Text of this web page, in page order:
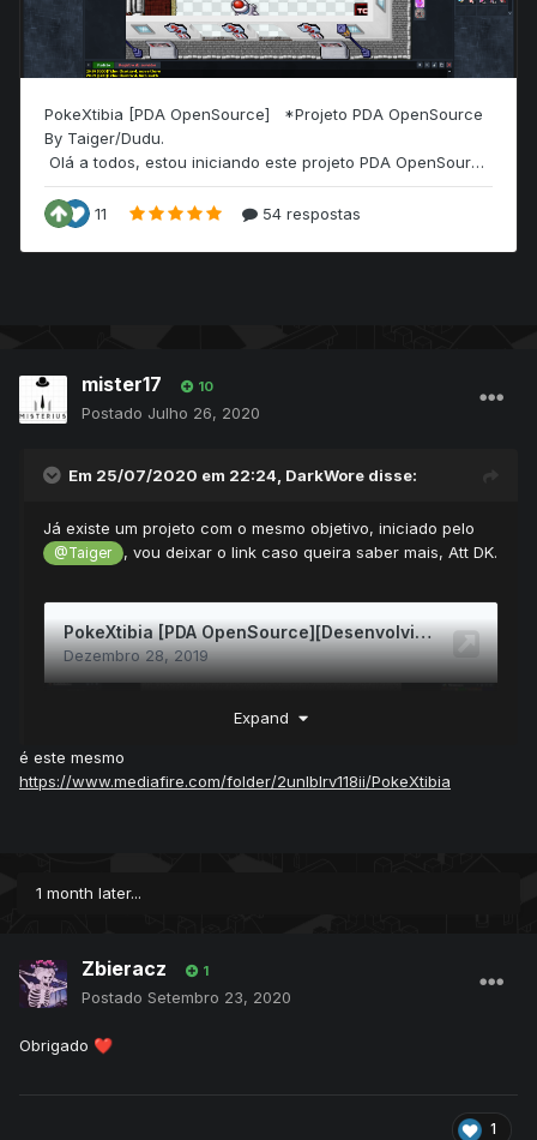
mister17 10
Postado Julho 26, 2020
Em 25/07/2020 em 22:24, DarkWore disse:
Já existe um projeto com o mesmo objetivo, iniciado pelo
@Taiger , vou deixar o link caso queira saber mais, Att DK.
Expand
é este mesmo
https://www.mediafire.com/folder/2unlblrv118ii/PokeXtibia
1 month later...
Zbieracz 1
Postado Setembro 23, 2020
Obrigado ❤️
1